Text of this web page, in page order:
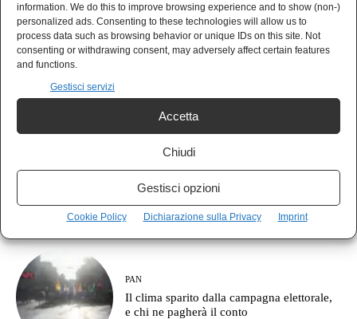
information. We do this to improve browsing experience and to show (non-)
personalized ads. Consenting to these technologies will allow us to
process data such as browsing behavior or unique IDs on this site. Not
consenting or withdrawing consent, may adversely affect certain features
and functions.
Gestisci servizi
Accetta
Chiudi
Gestisci opzioni
Cookie Policy Dichiarazione sulla Privacy Imprint
La NATO sunnita è nata alla Mecca e
l’Europa continua a parlare di corridoi
commerciali
PAN
Il clima sparito dalla campagna elettorale,
e chi ne pagherà il conto